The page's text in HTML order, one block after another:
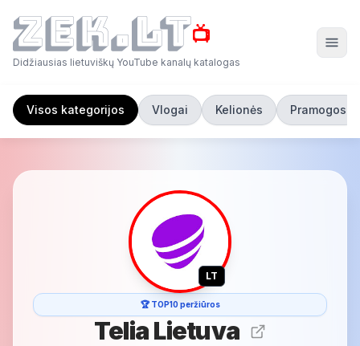
📺
Didžiausias lietuviškų YouTube kanalų katalogas
Visos kategorijos Vlogai Kelionės Pramogos
LT
🏆 TOP10 peržiūros
Telia Lietuva